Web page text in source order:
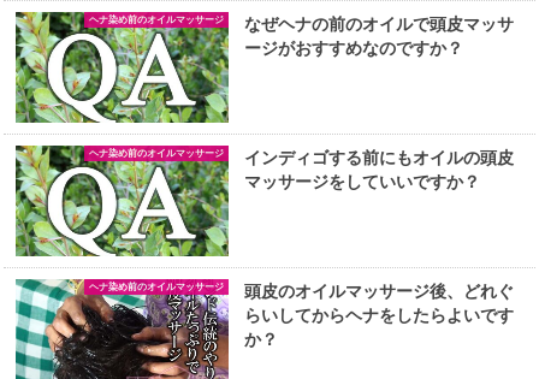
ヘナ染め前のオイルマッサージ
なぜヘナの前のオイルで頭皮マッサ
ージがおすすめなのですか？
ヘナ染め前のオイルマッサージ
インディゴする前にもオイルの頭皮
マッサージをしていいですか？
ヘナ染め前のオイルマッサージ
頭皮のオイルマッサージ後、どれぐ
らいしてからヘナをしたらよいです
か？